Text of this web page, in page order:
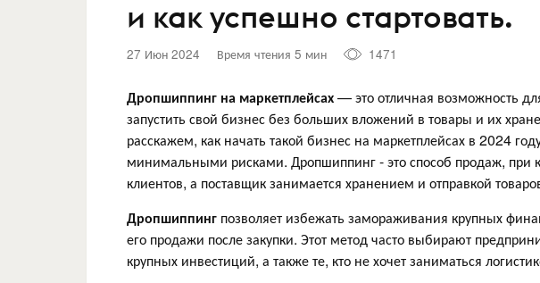
и как успешно стартовать.
27 Июн 2024 Время чтения 5 мин 1471
Дропшиппинг на маркетплейсах— это отличная возможность
запустить свой бизнес без больших вложений в товары и их
расскажем, как начать такой бизнес на маркетплейсах в 2024
минимальными рисками. Дропшиппинг - это способ продаж, при
клиентов, а поставщик занимается хранением и отправкой
Дропшиппинг позволяет избежать замораживания крупных
его продажи после закупки. Этот метод часто выбирают
крупных инвестиций, а также те, кто не хочет заниматься